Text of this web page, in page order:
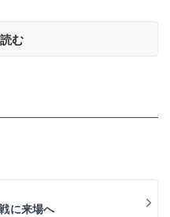
む
に来場へ